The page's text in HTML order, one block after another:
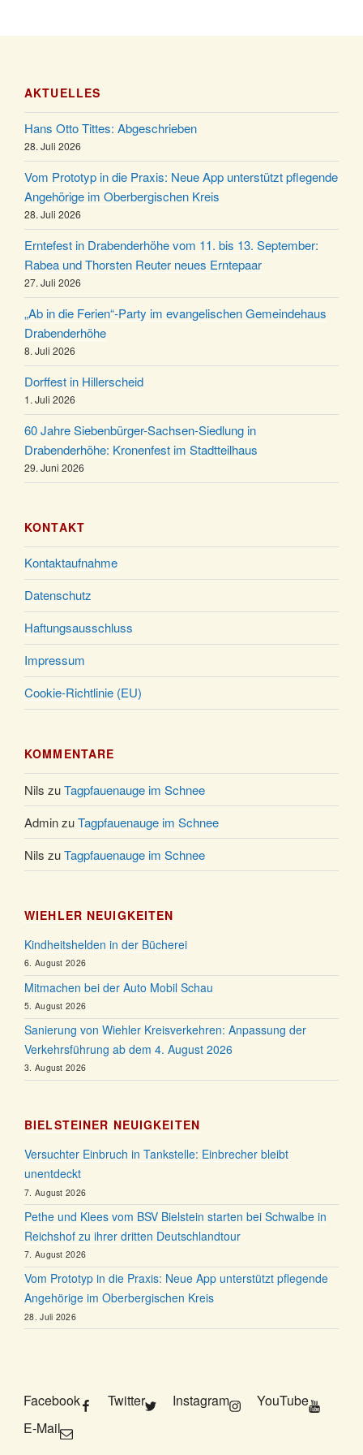
28.11.
Gassner-Hof um 15:00 Uhr
28.11.
Katharinenball der Kreisgruppe im Stadtteilhaus
um 19:00 Uhr
03.12.
Adventsfeier des Frauenvereins im Ev.
Gemeindehaus um 19:00 Uhr
11.12.
Puer-Natus weihnachtliches Brauchtum am
Robert-Gassner-Hof um 17:00 Uhr
19.12.
Kinderbibeltag im Ev. Gemeindehaus von 10-12
Uhr
20.12.
Weihnachts-Konzert des Honterus Chors in der
Kirche um 17:00 Uhr
24.12.
Familiengottesdienst mit Krippenspiel im Ev.
Gemeindehaus um 15:00 Uhr
24.12. Familiengottesdienst in der FeG um 16 Uhr
24.12.
Weihnachtsgottesdienst in der Kirche um 15:00
Uhr
24.12.
Weihnachtsgottesdienst in der Kirche um 18:00
Uhr
Christmette mit der ev. Jugend in der Kirche um
31.12.
Gottesdienst zu Silvester in der Kirche um 18:00
Uhr
AKTUELLES
Hans Otto Tittes: Abgeschrieben
28. Juli 2026
Vom Prototyp in die Praxis: Neue App unterstützt pflegende
Angehörige im Oberbergischen Kreis
28. Juli 2026
Erntefest in Drabenderhöhe vom 11. bis 13. September:
Rabea und Thorsten Reuter neues Erntepaar
27. Juli 2026
„Ab in die Ferien“-Party im evangelischen Gemeindehaus
Drabenderhöhe
8. Juli 2026
Dorffest in Hillerscheid
1. Juli 2026
60 Jahre Siebenbürger-Sachsen-Siedlung in
Drabenderhöhe: Kronenfest im Stadtteilhaus
29. Juni 2026
KONTAKT
Kontaktaufnahme
Datenschutz
Haftungsausschluss
Impressum
Cookie-Richtlinie (EU)
KOMMENTARE
Nils zuTagpfauenauge im Schnee
AdminzuTagpfauenauge im Schnee
Nils zuTagpfauenauge im Schnee
WIEHLER NEUIGKEITEN
Kindheitshelden in der Bücherei
6. August 2026
Mitmachen bei der Auto Mobil Schau
5. August 2026
Sanierung von Wiehler Kreisverkehren: Anpassung der
Verkehrsführung ab dem 4. August 2026
3. August 2026
BIELSTEINER NEUIGKEITEN
Versuchter Einbruch in Tankstelle: Einbrecher bleibt
unentdeckt
7. August 2026
Pethe und Klees vom BSV Bielstein starten bei Schwalbe in
Reichshof zu ihrer dritten Deutschlandtour
7. August 2026
Vom Prototyp in die Praxis: Neue App unterstützt pflegende
Angehörige im Oberbergischen Kreis
28. Juli 2026
Facebook Twitter Instagram
YouTube
E-Mail